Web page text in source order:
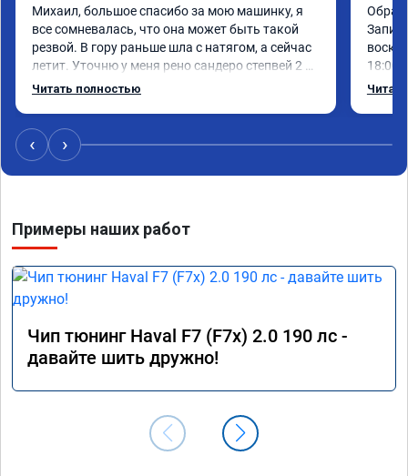
Михаил, большое спасибо за мою машинку, я
все сомневалась, что она может быть такой
резвой. В гору раньше шла с натягом, а сейчас
летит. Уточню у меня рено сандеро степвей 2
2018 года. Рекомендую однозначно. И не
Читать полностью
18:00.
‹ ›
Примеры наших работ
Чип тюнинг Haval F7 (F7x) 2.0 190 лс -
давайте шить дружно!